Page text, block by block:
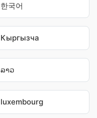
한국어
Кыргызча
ລາວ
luxembourg